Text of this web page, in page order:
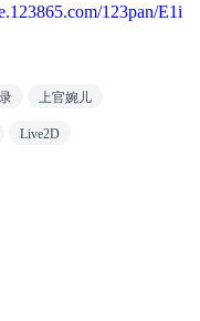
123pan/E1i
上官婉儿
Live2D